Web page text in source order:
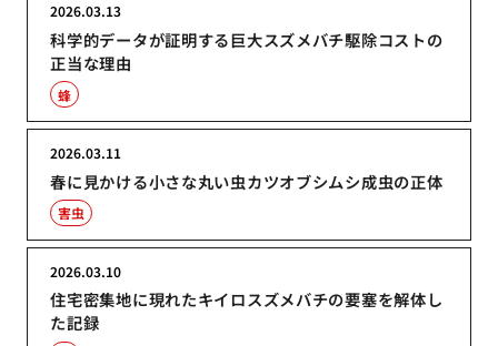
科学的データが証明する巨大スズメバチ駆除コストの
正当な理由
2026.03.13
蜂
春に見かける小さな丸い虫カツオブシムシ成虫の正体
2026.03.11
害虫
住宅密集地に現れたキイロスズメバチの要塞を解体し
た記録
2026.03.10